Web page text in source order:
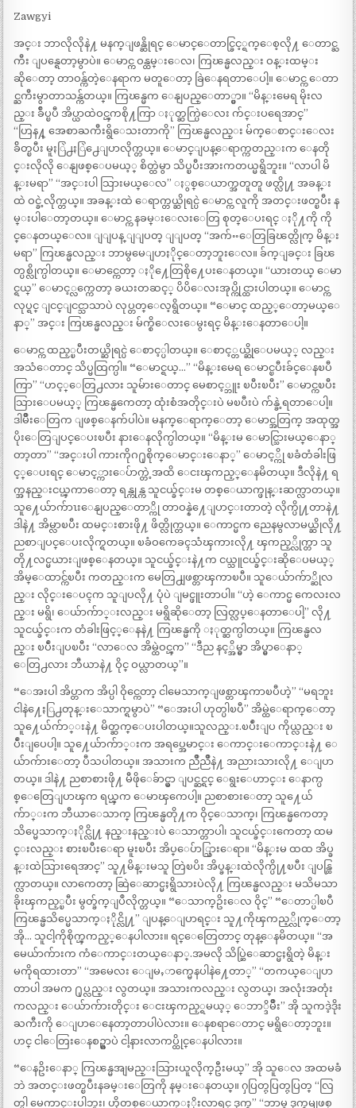
Zawgyi
အင္း ဘာလိုလိုနဲ႔ မနက္ျဖန္ဆိုရင္ ေမာင္ေတာင္ခြင့္ရက္ေစ့လို႔ ေတာင္ႀ
ကီး ျပန္ရေတာ့မွာပဲ။ ေမာင္က ဝန္ထမ္းေလ၊ ကြၽန္မလည္း ဝန္းထမ္း
ဆိုေတာ့ တာဝန္က်တဲ့ေနရာက မတူေတာ့ ခြဲေနရတာေပါ့။ ေမာင္က ေတာ
င္ႀကီးမွာတာသန္က်တယ္။ ကြၽန္မက ေနျပည္ေတာ္မွာ။ “မိန္းမေရ မိုးလ
ည္း ခ်ဳပ္ၿပီ အိပ္ယာထဲဝင္ၾကစို႔ကြာ ႏုတ္ဆက္ပြဲေလး က်င္းပရေအာင္”
“ဟြန႔္ အေစာႀကီးရွိေသးတာကို” ကြၽန္မလည္း မ်က္ေစာင္းေလး
ခ်ိတ္ၿပီး မူႏြဲ႕ႏြဲ႕ေျပာလိုက္တယ္။ ေမာင္ျပန္ေရာက္ကတည္းက ေနတို
င္းလိုလို ေနျဖစ္ေပမယ့္ စိတ္ထဲမွာ သိပ္ၿပီးအားကတယ္မရွိဘူး။ “လာပါ မိ
န္းမရာ” “အင္းပါ သြားမယ္ေလ” ႏွစ္ေယာက္အတူတူ ဖတ္လို႔ အခန္း
ထဲ ဝင္ခဲ့လိုက္တယ္။ အခန္းထဲ ေရာက္တယ္ဆိုရင္ပဲ ေမာင္က လူကို အတင္းဖတ္ၿပီး န
မ္းပါေတာ့တယ္။ ေမာင္က နခမ္းေလးေတြ စုတ္ေပးရင္ ႏို႔ကို ကို
င္ေနတယ္ေလ။ ျျပန္ ျျပတ္ ျျပတ္ “အက်ႌေတြခြၽတ္လိုက္ မိန္း
မရာ” ကြၽန္မလည္း ဘာမွမေျပာႏိုင္ေတာ့ဘူးေလ။ ခ်က္ျခင္း ခြၽ
တ္ပစ္လိုက္ပါတယ္။ ေမာင္ကေတာ့ ႏို႔ေတြစို႔ေပးေနတယ္။ “ယားတယ္ ေမာ
င္ရယ္” ေမာင့္လက္ကေတာ့ ခယးတဆင့္ ပိပိေလးအုပ္ကိုင္ထားပါတယ္။ ေမာင္က
လုပ္ရင္ ျငင္ျငင္သာသာပဲ လုပ္တတ္ေလ့ရွိတယ္။ “ေမာင္ ထည့္ေတာ့မယ္ေ
နာ္” အင္း ကြၽန္မလည္း မ်က္စိေလးေမွးရင္ မိန္းေနတာေပါ့။
ေမာင္က ထည့္ၿပီးတယ္ဆိုရင္ပဲ ေစာင့္ပါတယ္။ ေစာင့္တယ္ဆိုေပမယ့္ လည္း
အသံေတာင္ သိပ္မထြက္ပါ။ “ေမာင္ရယ္…” “မိန္းမေရ ေမာင္ၿပီးခ်င္ေနၿပီ
ကြာ” “ဟင့္ေတြ႕လား သူမ်ားေတာင္ မေစာင့္ဘူး ၿပီးၿပီး” ေမာင္ကၿပီး
သြားေပမယ့္ ကြၽန္မကေတာ့ ထုံးစံအတိုင္းပဲ မၿပီးပဲ က်န္ခဲ့ရတာေပါ့။
ဒါမ်ိဳးေတြက ျဖစ္ေနက်ပါပဲ။ မနက္ေရာက္ေတာ့ ေမာင္အတြက္ အထုတ္အ
ပိုးေတြျပင္ေပးၿပီး နားေနလိုက္ပါတယ္။ “မိန္းမ ေမာင္သြားမယ္ေနာ္
တာ့တာ” “အင္းပါ ကားကိုဂ႐ုစိုက္ေမာင္းေနာ္” ေမာင့္ကို ၿခံတံခါးဖြ
င့္ေပးရင္ ေမာင့္ကားေပ်ာက္တဲ့အထိ ေငးၾကည့္ေနမိတယ္။ ဒီလိုနဲ႔ ရ
က္အနည္းငယ္ၾကာေတာ့ ရန္ကုန္က သူငယ္ခ်င္းမ တစ္ေယာက္ဖုန္းဆက္လာတယ္။
သူ႔ေယ်ာက်ာၤးေနျပည္ေတာ္ကို တာဝန္နဲ႔ေျပာင္းတာတဲ့ လိုက္ပို႔တာနဲ႔
ဒါနဲ႔ အိမ္လာၿပီး ထမင္းစားဖို႔ ဖိတ္လိုက္တယ္။ ေကာင္မက ညေနမွလာမယ္ဆိုလို႔
ညစာျပင္ေပးလိုက္ရတယ္။ ၿခံဝကေခၚသံၾကားလို႔ ၾကည့္လိုက္တာ သူ
တို႔လင္မယားျဖစ္ေနတယ္။ သူငယ္ခ်င္းနဲ႔က ငယ္သူငယ္ခ်င္းဆိုေပမယ့္
အိမ္ေထာင္က်ၿပီး ကတည္းက မေတြ႕ျဖစ္တာၾကာၿပီ။ သူေယ်ာက်ာ္ဆိုလ
ည္း လိုင္းေပၚက သူျပလို႔ ပုံပဲ ျမင္ဖူးတာပါ။ “ဟဲ့ ေကာင္မ ကေလးလ
ည္း မရွိ၊ ေယ်ာက်ာ္းလည္း မရွိဆိုေတာ့ လြတ္လပ္ေနတာေပါ့” လို႔
သူငယ္ခ်င္းက တံခါးဖြင့္ေနနဲ႔ ကြၽန္မကို ႏုတ္ဆက္ပါတယ္။ ကြၽန္မလ
ည္း ၿပဳံးျပၿပီး “လာေလ အိမ္ထဲဝင္ၾက” “ဒီည နင့္အိမ္မွာ အိပ္မွာေနာ္
ေတြ႕လား ဘီယာနဲ႔ ဝိုင္ ဝယ္လာတယ္”။
“ေအးပါ အိပ္တာက အိပ္ပါ ဝိုင္ကေတာ့ ငါမေသာက္ျဖစ္တာၾကာၿပီဟဲ့” “မရဘူး
ငါနဲ႔ေႏြ႕တုန္းေသာက္ရမွာပဲ” “ေအးပါ ဟုတ္ပါၿပီ” အိမ္ထဲေရာက္ေတာ့
သူ႔ေယ်က်ာ္းနဲ႔ မိတ္ဆက္ေပးပါတယ္။သူလည္း.ၿပဳံးျပ ကိုယ္လည္း ၿ
ပဳံးျပေပါ့။ သူ႔ေယ်ာက်ာ္းက အရပ္အေမာင္း ေကာင္းေကာင္းနဲ႔ ေ
ယ်ာက်ားေတာ့ ပီသပါတယ္။ အသားက ညိဳညိဳနဲ႔ အညားသားလို႔ ေျပာ
တယ္။ ဒါနဲ႔ ညစာစားဖို႔ မီဖိုေခ်ာင္မွာ ျပင္ဆင္ရင္ ေရွးေဟာင္း ေနာက္ပ
စ္ေတြေျပာၾက ရယ္ၾက ေမာၾကေပါ့။ ညစာစားေတာ့ သူ႔ေယ်
က်ာ္းက ဘီယာေသာက္ ကြၽန္မတို႔က ဝိုင္ေသာက္၊ ကြၽန္မကေတာ့
သိပ္မေသာက္ႏိုင္လို႔ နည္းနည္းပဲ ေသာက္တာပါ၊ သူငယ္ခ်င္းကေတာ့ ထမ
င္းလည္း စားၿပီးေရာ မူးၿပီး အိပ္ေပ်ာ္သြားေရာ။ “မိန္းမ ထထ အိပ္ခ
န္းထဲသြားရေအာင္” သူ႔မိန္းမသူ တြဲၿပိး အိပ္ခန္းထဲလိုက္ပို႔ၿပီး ျပန္ထြ
က္လာတယ္။ လာကေတာ့ ဆြဲေဆာင္မႈရွိသားပဲလို႔ ကြၽန္မလည္း မသိမသာ
ခိုးၾကည့္ၿပီး မွတ္ခ်က္ျပဳလိုက္တယ္။ “ေသာက္ဥိးေလ ဝိုင္” “ေတာ္ပါၿပီ
ကြၽန္မသိပ္မေသာက္ႏိုင္လို႔” ျပန္ေျပာရင္း သူ႔ကိုၾကည့္လိုက္ေတာ့
အို… သူငါ့ကိုစိုက္ၾကည့္ေနပါလား။ ရင္ေတြေတာင္ တုန္ေနမိတယ္။ “အ
မေယ်ာက်ားက ကံေကာင္းတယ္ေနာ္.အမလို သိပ္ဆြဲေဆာင္မႈရွိတဲ့ မိန္း
မကိုရထားတာ” “အမေလး ေျမႇာက္မေနပါနဲ႔ေတာ္” “တကယ္ေျပာ
တာပါ အမက ႐ုပ္လည္း လွတယ္။ အသားကလည္း လွတယ္၊ အလုံးအတုံး
ကလည္း ေယ်ာက်ားတိုင္း ေငးၾကည့္ရမယ့္ ေဘာ္ဒိမ်ိဳး” အို သူကဒဲ့ဒိုး
ႀကီးကို ေျပာေနေတာ့တာပါပဲလား။ ေနစရာေတာင္ မရွိေတာ့ဘူး။
ဟင္ ငါေတြးေနစဥ္မွာပဲ ငါ့နားလာကပ္ထိုင္ေနပါလား။
“ေနဥိးေနာ္ ကြၽန္မအျမည္းသြားယူလိုက္ဦးမယ္” အို သူေလ အထမခံ
ဘဲ အတင္းဖတ္ၿပီးနခမ္းေတြကို နမ္းေနတယ္။ ႁပြတ္ႁပြတ္ႁပြတ္ “လြ
တ္ပါ မေကာင္းပါဘူး၊ ဟိုတစ္ေယာက္ႏိုးလာရင္ ဒုက္ခ” “ဘာမွ ဒုက္ခမျဖစ္